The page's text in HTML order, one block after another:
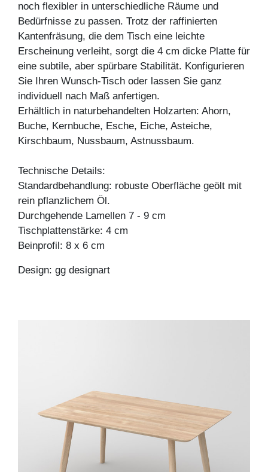
noch flexibler in unterschiedliche Räume und
Bedürfnisse zu passen. Trotz der raffinierten
Kantenfräsung, die dem Tisch eine leichte
Erscheinung verleiht, sorgt die 4 cm dicke Platte für
eine subtile, aber spürbare Stabilität. Konfigurieren
Sie Ihren Wunsch-Tisch oder lassen Sie ganz
individuell nach Maß anfertigen.
Erhältlich in naturbehandelten Holzarten: Ahorn,
Buche, Kernbuche, Esche, Eiche, Asteiche,
Kirschbaum, Nussbaum, Astnussbaum.
Technische Details:
Standardbehandlung: robuste Oberfläche geölt mit
rein pflanzlichem Öl.
Durchgehende Lamellen 7 - 9 cm
Tischplattenstärke: 4 cm
Beinprofil: 8 x 6 cm
Design: gg designart